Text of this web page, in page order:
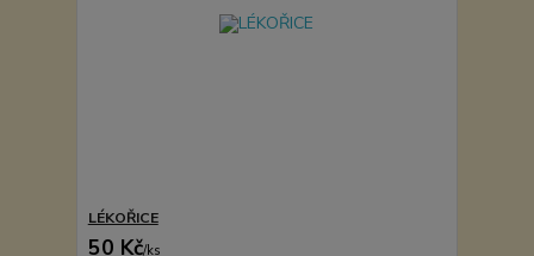
LÉKOŘICE
50 Kč/ks